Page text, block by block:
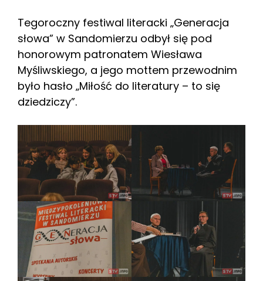
Tegoroczny festiwal literacki „Generacja
słowa” w Sandomierzu odbył się pod
honorowym patronatem Wiesława
Myśliwskiego, a jego mottem przewodnim
było hasło „Miłość do literatury – to się
dziedziczy”.